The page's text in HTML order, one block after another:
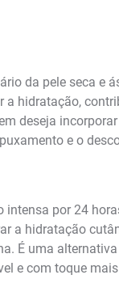
da pele seca e
hidratação,
deseja
e o
por 24
a hidratação
É uma
e com toque